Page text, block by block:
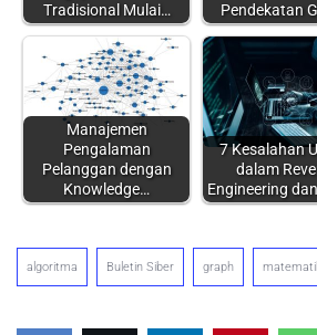
Tradisional Mulai…
Pendekatan
Manajemen
Pengalaman
Pelanggan dengan
Knowledge…
7 Kesalahan
dalam
Engineering
algoritma Buletin Siber graph